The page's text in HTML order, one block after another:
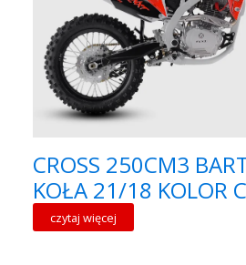
CROSS 250CM3
KOŁA 21/18 KOLOR
czytaj więcej